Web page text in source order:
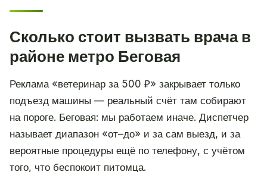
Сколько стоит вызвать врача в
районе метро Беговая
Реклама «ветеринар за 500 ₽» закрывает только
подъезд машины — реальный счёт там собирают
на пороге. Беговая: мы работаем иначе. Диспетчер
называет диапазон «от–до» и за сам выезд, и за
вероятные процедуры ещё по телефону, с учётом
того, что беспокоит питомца.